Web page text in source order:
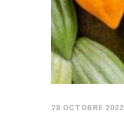
28 OCTOBRE 2022